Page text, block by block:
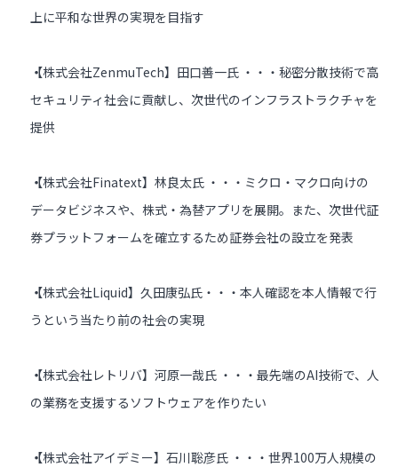
上に平和な世界の実現を目指す
【株式会社ZenmuTech】田口善一氏 ・・・秘密分散技術で高
セキュリティ社会に貢献し、次世代のインフラストラクチャを
提供
【株式会社Finatext】林良太氏 ・・・ミクロ・マクロ向けの
データビジネスや、株式・為替アプリを展開。また、次世代証
券プラットフォームを確立するため証券会社の設立を発表
【株式会社Liquid】久田康弘氏・・・本人確認を本人情報で行
うという当たり前の社会の実現
【株式会社レトリバ】河原一哉氏 ・・・最先端のAI技術で、人
の業務を支援するソフトウェアを作りたい
【株式会社アイデミー】石川聡彦氏 ・・・世界100万人規模の